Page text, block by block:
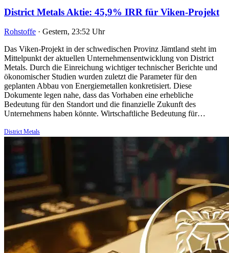
District Metals Aktie: 45,9% IRR für Viken-Projekt
Rohstoffe · Gestern, 23:52 Uhr
Das Viken-Projekt in der schwedischen Provinz Jämtland steht im
Mittelpunkt der aktuellen Unternehmensentwicklung von District
Metals. Durch die Einreichung wichtiger technischer Berichte und
ökonomischer Studien wurden zuletzt die Parameter für den
geplanten Abbau von Energiemetallen konkretisiert. Diese
Dokumente legen nahe, dass das Vorhaben eine erhebliche
Bedeutung für den Standort und die finanzielle Zukunft des
Unternehmens haben könnte. Wirtschaftliche Bedeutung für…
District Metals